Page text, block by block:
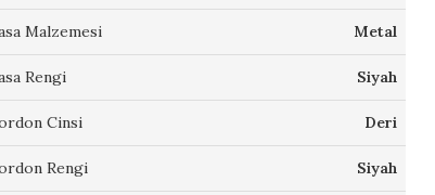
Malzemesi Metal
Rengi Siyah
Cinsi Deri
Rengi Siyah